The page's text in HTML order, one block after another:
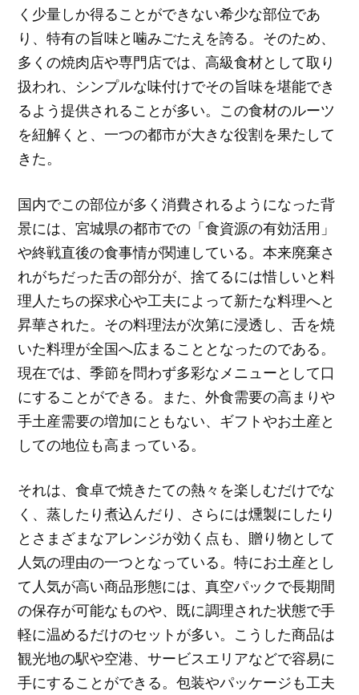
く少量しか得ることができない希少な部位であ
り、特有の旨味と噛みごたえを誇る。そのため、
多くの焼肉店や専門店では、高級食材として取り
扱われ、シンプルな味付けでその旨味を堪能でき
るよう提供されることが多い。この食材のルーツ
を紐解くと、一つの都市が大きな役割を果たして
きた。
国内でこの部位が多く消費されるようになった背
景には、宮城県の都市での「食資源の有効活用」
や終戦直後の食事情が関連している。本来廃棄さ
れがちだった舌の部分が、捨てるには惜しいと料
理人たちの探求心や工夫によって新たな料理へと
昇華された。その料理法が次第に浸透し、舌を焼
いた料理が全国へ広まることとなったのである。
現在では、季節を問わず多彩なメニューとして口
にすることができる。また、外食需要の高まりや
手土産需要の増加にともない、ギフトやお土産と
しての地位も高まっている。
それは、食卓で焼きたての熱々を楽しむだけでな
く、蒸したり煮込んだり、さらには燻製にしたり
とさまざまなアレンジが効く点も、贈り物として
人気の理由の一つとなっている。特にお土産とし
て人気が高い商品形態には、真空パックで長期間
の保存が可能なものや、既に調理された状態で手
軽に温めるだけのセットが多い。こうした商品は
観光地の駅や空港、サービスエリアなどで容易に
手にすることができる。包装やパッケージも工夫